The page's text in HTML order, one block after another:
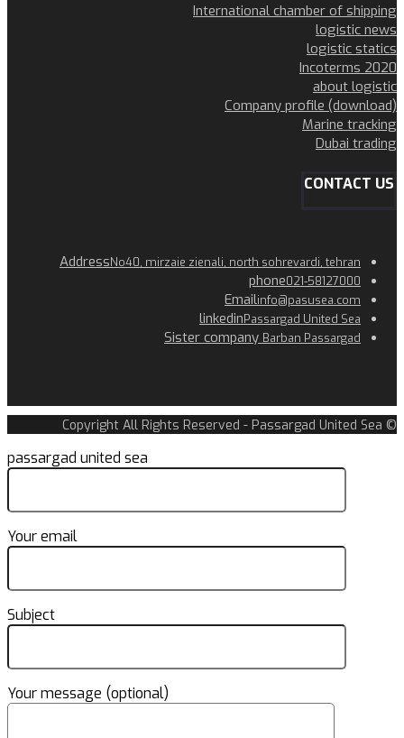
International chamber of shipping
logistic news
logistic statics
Incoterms 2020
about logistic
Company profile (download)
Marine tracking
Dubai trading
CONTACT US
AddressNo40, mirzaie zienali, north sohrevardi, tehran
phone021-58127000
Emailinfo@pasusea.com
linkedinPassargad United Sea
Sister company Barban Passargad
© Copyright All Rights Reserved - Passargad United Sea
passargad united sea
Your email
Subject
Your message (optional)